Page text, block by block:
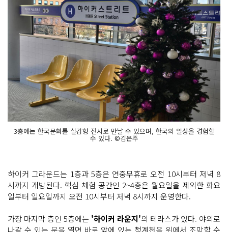
3층에는 한국문화를 실감형 전시로 만날 수 있으며, 한국의 일상을 경험할
수 있다. ©김은주
하이커 그라운드는 1층과 5층은 연중무휴로 오전 10시부터 저녁 8
시까지 개방된다. 핵심 체험 공간인 2~4층은 월요일을 제외한 화요
일부터 일요일까지 오전 10시부터 저녁 8시까지 운영한다.
가장 마지막 층인 5층에는 '하이커 라운지'의 테라스가 있다. 야외로
나갈 수 있는 문을 열면 바로 앞에 있는 청계천을 위에서 조망할 수